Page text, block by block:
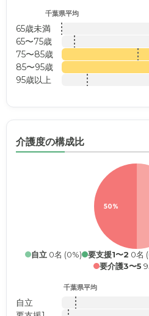
千葉県平均
65歳未満
65〜75歳
75〜85歳
85〜95歳
95歳以上
介護度の構成比
50%
自立0名 (0%) 要支援1〜2 0名
要介護3〜5
千葉県平均
自立